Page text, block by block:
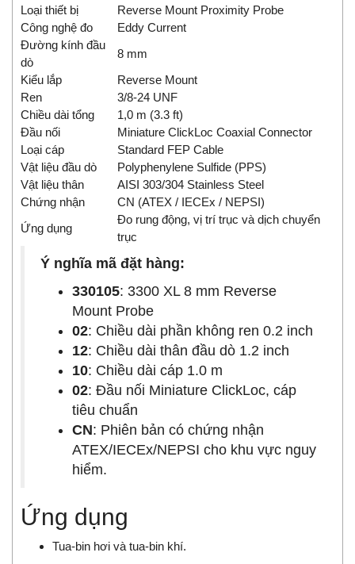
Loại thiết bị
Reverse Mount Proximity Probe
Công nghệ đo
Eddy Current
Đường kính đầu
dò
8 mm
Kiểu lắp
Reverse Mount
Ren
3/8-24 UNF
Chiều dài tổng
1,0 m (3.3 ft)
Đầu nối
Miniature ClickLoc Coaxial Connector
Loại cáp
Standard FEP Cable
Vật liệu đầu dò
Polyphenylene Sulfide (PPS)
Vật liệu thân
AISI 303/304 Stainless Steel
Chứng nhận
CN (ATEX / IECEx / NEPSI)
Ứng dụng
Đo rung động, vị trí trục và dịch chuyển
trục
Ý nghĩa mã đặt hàng:
330105: 3300 XL 8 mm Reverse
Mount Probe
02: Chiều dài phần không ren 0.2 inch
12: Chiều dài thân đầu dò 1.2 inch
10: Chiều dài cáp 1.0 m
02: Đầu nối Miniature ClickLoc, cáp
tiêu chuẩn
CN: Phiên bản có chứng nhận
ATEX/IECEx/NEPSI cho khu vực nguy
hiểm.
Ứng dụng
Tua-bin hơi và tua-bin khí.